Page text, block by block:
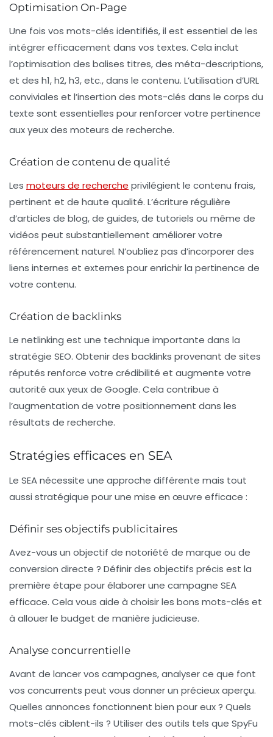
Optimisation On-Page
Une fois vos mots-clés identifiés, il est essentiel de les
intégrer efficacement dans vos textes. Cela inclut
l’optimisation des balises titres, des méta-descriptions,
et des h1, h2, h3, etc., dans le contenu. L’utilisation d’URL
conviviales et l’insertion des mots-clés dans le corps du
texte sont essentielles pour renforcer votre pertinence
aux yeux des moteurs de recherche.
Création de contenu de qualité
Les moteurs de recherche privilégient le contenu frais,
pertinent et de haute qualité. L’écriture régulière
d’articles de blog, de guides, de tutoriels ou même de
vidéos peut substantiellement améliorer votre
référencement naturel. N’oubliez pas d’incorporer des
liens internes et externes pour enrichir la pertinence de
votre contenu.
Création de backlinks
Le netlinking est une technique importante dans la
stratégie SEO. Obtenir des backlinks provenant de sites
réputés renforce votre crédibilité et augmente votre
autorité aux yeux de Google. Cela contribue à
l’augmentation de votre positionnement dans les
résultats de recherche.
Stratégies efficaces en SEA
Le SEAnécessite une approche différente mais tout
aussi stratégique pour une mise en œuvre efficace :
Définir ses objectifs publicitaires
Avez-vous un objectif de notoriété de marque ou de
conversion directe ? Définir des objectifs précis est la
première étape pour élaborer une campagne SEA
efficace. Cela vous aide à choisir les bons mots-clés et
à allouer le budget de manière judicieuse.
Analyse concurrentielle
Avant de lancer vos campagnes, analyser ce que font
vos concurrents peut vous donner un précieux aperçu.
Quelles annonces fonctionnent bien pour eux ? Quels
mots-clés ciblent-ils ? Utiliser des outils tels que SpyFu